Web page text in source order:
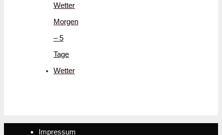
Wetter
Morgen
– 5
Tage
Wetter
Impressum